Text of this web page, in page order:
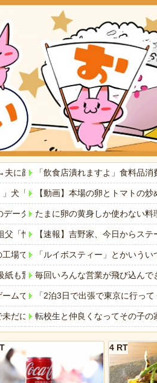
夫に顔をはたかれ「病気だからって
」犬「…？（ぷい」
データを消した８歳の息子。理由は
父「憎い！命が尽きても奴らに絶対
場で月1000台を目指す
も驚愕した極限の中の日本人の姿に
ムで「主人公がガチで敗北した回」と
だにフタ外してレンチン仕様なんだ
ヒーのパッケージが“一瞬怖い”と話題
った結果ｗｗｗ」 ほか
「飲食店潰れますよ」食料品
【動画】本場の卵とトマトの
たまに卵の黄身しか使わない料
【速報】吉野家、今日からス
「ルイボスティー」とかいう
毎回いろんな営業が飛び込ん
「2泊3日で出張で東京に行っ
転校生と仲良くなってその子
子宝祈願で有名な神社にお参
元EXILE・黒木啓司、妻・宮
4 RT